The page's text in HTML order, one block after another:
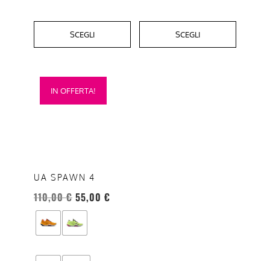
SCEGLI SCEGLI
IN OFFERTA!
UA SPAWN 4
110,00€ 55,00 €
Questo
prodotto
opzioni
essere
scelte
nella